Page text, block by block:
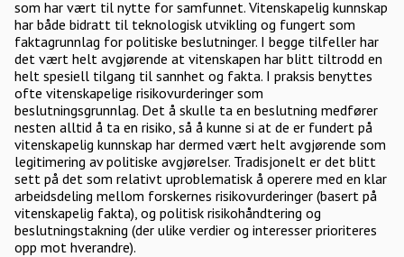
som har vært til nytte for samfunnet. Vitenskapelig kunnskap
har både bidratt til teknologisk utvikling og fungert som
faktagrunnlag for politiske beslutninger. I begge tilfeller har
det vært helt avgjørende at vitenskapen har blitt tiltrodd en
helt spesiell tilgang til sannhet og fakta. I praksis benyttes
ofte vitenskapelige risikovurderinger som
beslutningsgrunnlag. Det å skulle ta en beslutning medfører
nesten alltid å ta en risiko, så å kunne si at de er fundert på
vitenskapelig kunnskap har dermed vært helt avgjørende som
legitimering av politiske avgjørelser. Tradisjonelt er det blitt
sett på det som relativt uproblematisk å operere med en klar
arbeidsdeling mellom forskernes risikovurderinger (basert på
vitenskapelig fakta), og politisk risikohåndtering og
beslutningstakning (der ulike verdier og interesser prioriteres
opp mot hverandre).